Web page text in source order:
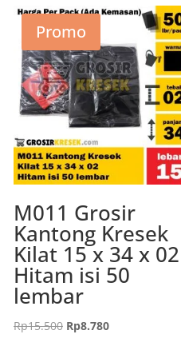
Promo
M011 Grosir
Kantong Kresek
Kilat 15 x 34 x 02
Hitam isi 50
lembar
Rp15.500 Harga
Rp8.780Harga